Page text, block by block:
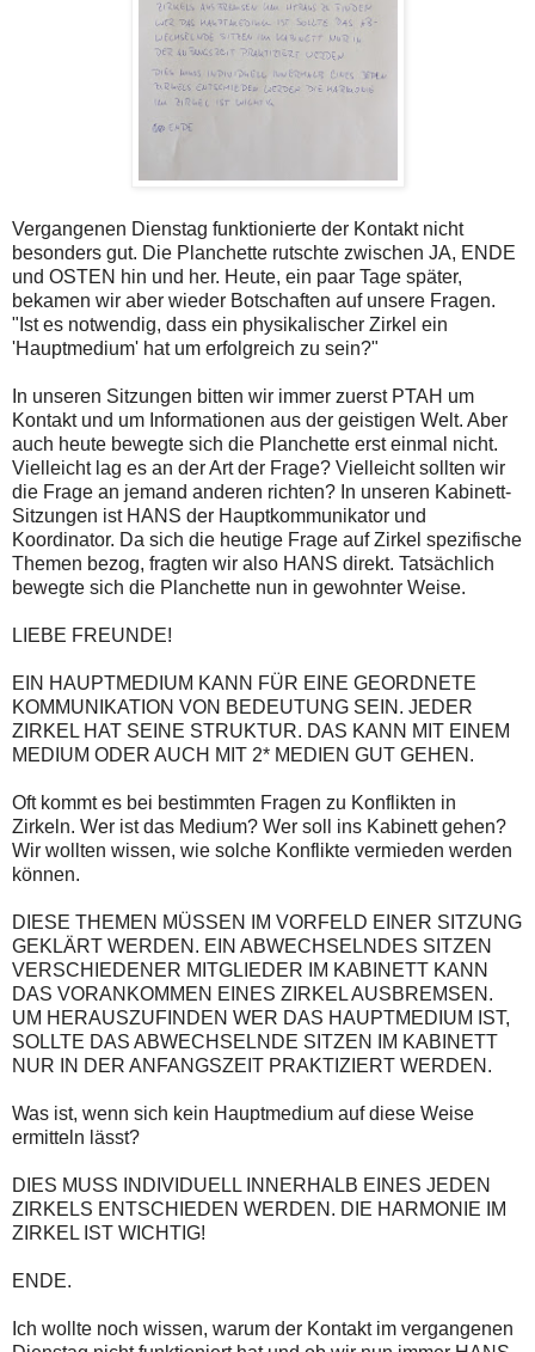
Vergangenen Dienstag funktionierte der Kontakt nicht
besonders gut. Die Planchette rutschte zwischen JA, ENDE
und OSTEN hin und her. Heute, ein paar Tage später,
bekamen wir aber wieder Botschaften auf unsere Fragen.
"Ist es notwendig, dass ein physikalischer Zirkel ein
'Hauptmedium' hat um erfolgreich zu sein?"
In unseren Sitzungen bitten wir immer zuerst PTAH um
Kontakt und um Informationen aus der geistigen Welt. Aber
auch heute bewegte sich die Planchette erst einmal nicht.
Vielleicht lag es an der Art der Frage? Vielleicht sollten wir
die Frage an jemand anderen richten? In unseren Kabinett-
Sitzungen ist HANS der Hauptkommunikator und
Koordinator. Da sich die heutige Frage auf Zirkel spezifische
Themen bezog, fragten wir also HANS direkt. Tatsächlich
bewegte sich die Planchette nun in gewohnter Weise.
LIEBE FREUNDE!
EIN HAUPTMEDIUM KANN FÜR EINE GEORDNETE
KOMMUNIKATION VON BEDEUTUNG SEIN. JEDER
ZIRKEL HAT SEINE STRUKTUR. DAS KANN MIT EINEM
MEDIUM ODER AUCH MIT 2* MEDIEN GUT GEHEN.
Oft kommt es bei bestimmten Fragen zu Konflikten in
Zirkeln. Wer ist das Medium? Wer soll ins Kabinett gehen?
Wir wollten wissen, wie solche Konflikte vermieden werden
können.
DIESE THEMEN MÜSSEN IM VORFELD EINER SITZUNG
GEKLÄRT WERDEN. EIN ABWECHSELNDES SITZEN
VERSCHIEDENER MITGLIEDER IM KABINETT KANN
DAS VORANKOMMEN EINES ZIRKEL AUSBREMSEN.
UM HERAUSZUFINDEN WER DAS HAUPTMEDIUM IST,
SOLLTE DAS ABWECHSELNDE SITZEN IM KABINETT
NUR IN DER ANFANGSZEIT PRAKTIZIERT WERDEN.
Was ist, wenn sich kein Hauptmedium auf diese Weise
ermitteln lässt?
DIES MUSS INDIVIDUELL INNERHALB EINES JEDEN
ZIRKELS ENTSCHIEDEN WERDEN. DIE HARMONIE IM
ZIRKEL IST WICHTIG!
ENDE.
Ich wollte noch wissen, warum der Kontakt im vergangenen